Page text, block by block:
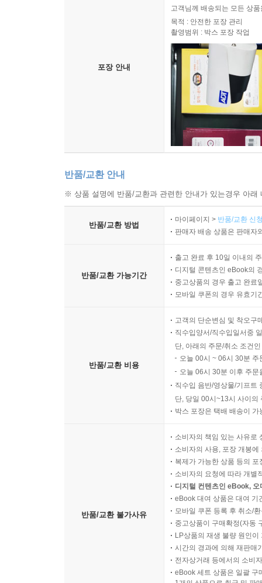
포장 안내
고객님께 배송되는 모든 상
목적 : 안전한 포장 관리
촬영범위 : 박스 포장 작업
반품/교환 안내
※ 상품 설명에 반품/교환과 관련한 안내가 있는경우 아
반품/교환 방법
마이페이지 > 반품/교환 신
판매자 배송 상품은 판매자
반품/교환 가능기간
출고 완료 후 10일 이내의
디지털 콘텐츠인 eBook의
중고상품의 경우 출고 완료
모바일 쿠폰의 경우 유효기
반품/교환 비용
고객의 단순변심 및 착오구
직수입양서/직수입일서중
단, 아래의 주문/취소 조건
오늘 00시 ~ 06시 30분
오늘 06시 30분 이후 주
직수입 음반/영상물/기프트
단, 당일 00시~13시 사이의
박스 포장은 택배 배송이
반품/교환 불가사유
소비자의 책임 있는 사유로
소비자의 사용, 포장 개봉
복제가 가능한 상품 등의
소비자의 요청에 따라 개별
디지털 컨텐츠인 eBook,
eBook 대여 상품은 대여 기
모바일 쿠폰 등록 후 취소/
중고상품이 구매확정(자동
LP상품의 재생 불량 원인
시간의 경과에 의해 재판매
전자상거래 등에서의 소비
eBook 세트 상품은 일괄 구